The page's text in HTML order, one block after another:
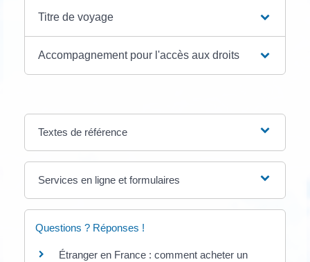
Titre de voyage
Accompagnement pour l'accès aux droits
Textes de référence
Services en ligne et formulaires
Questions ? Réponses !
Étranger en France : comment acheter un